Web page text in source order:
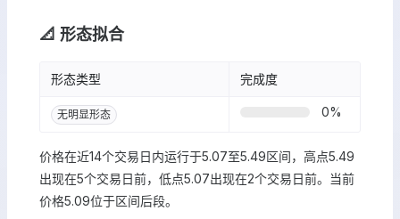
📐 形态拟合
形态类型 完成度
无明显形态 0%
价格在近14个交易日内运行于5.07至5.49区间，高点5.49
出现在5个交易日前，低点5.07出现在2个交易日前。当前
价格5.09位于区间后段。